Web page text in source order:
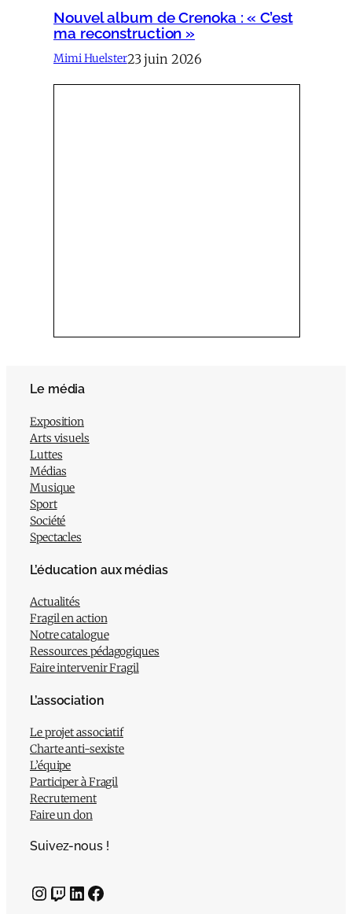
Nouvel album de Crenoka : « C’est
ma reconstruction »
Mimi Huelster23 juin 2026
Le média
Exposition
Arts visuels
Luttes
Médias
Musique
Sport
Société
Spectacles
L’éducation aux médias
Actualités
Fragil en action
Notre catalogue
Ressources pédagogiques
Faire intervenir Fragil
L’association
Le projet associatif
Charte anti-sexiste
L’équipe
Participer à Fragil
Recrutement
Faire un don
Suivez-nous !
InstagramTwitch LinkedIn Facebook